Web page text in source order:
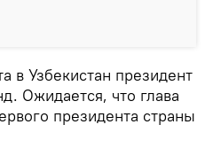
в Узбекистан президент
Ожидается, что глава
президента страны